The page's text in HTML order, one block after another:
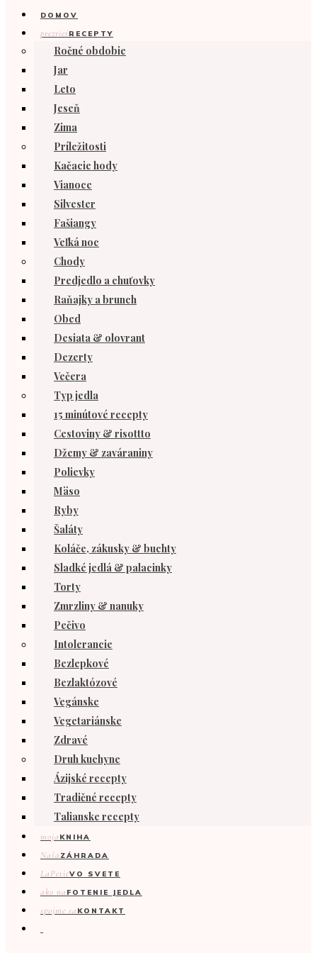
DOMOV
prezrieťRECEPTY
Ročné obdobie
Jar
Leto
Jeseň
Zima
Príležitosti
Kačacie hody
Vianoce
Silvester
Fašiangy
Veľká noc
Chody
Predjedlo a chuťovky
Raňajky a brunch
Obed
Desiata & olovrant
Dezerty
Večera
Typ jedla
15 minútové recepty
Cestoviny & risottto
Džemy & zaváraniny
Polievky
Mäso
Ryby
Šaláty
Koláče, zákusky & buchty
Sladké jedlá & palacinky
Torty
Zmrzliny & nanuky
Pečivo
Intolerancie
Bezlepkové
Bezlaktózové
Vegánske
Vegetariánske
Zdravé
Druh kuchyne
Ázijské recepty
Tradičné recepty
Talianske recepty
moja KNIHA
Naša ZÁHRADA
LaPetitVO SVETE
ako na FOTENIE JEDLA
spojme sa KONTAKT